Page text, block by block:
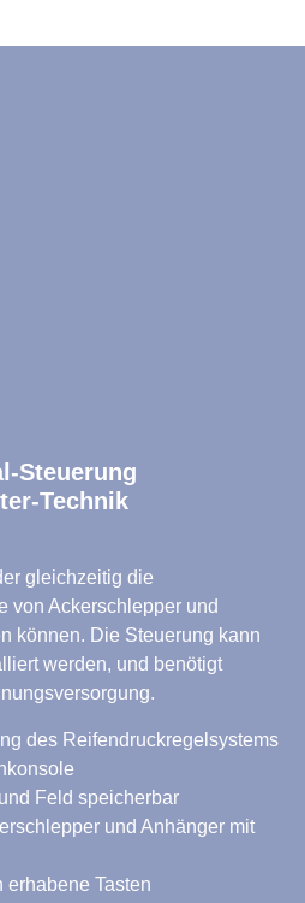
Steuerung
Technik
gleichzeitig die
von Ackerschlepper und
können. Die Steuerung kann
werden, und benötigt
des Reifendruckregelsystems
Feld speicherbar
und Anhänger mit
erhabene Tasten